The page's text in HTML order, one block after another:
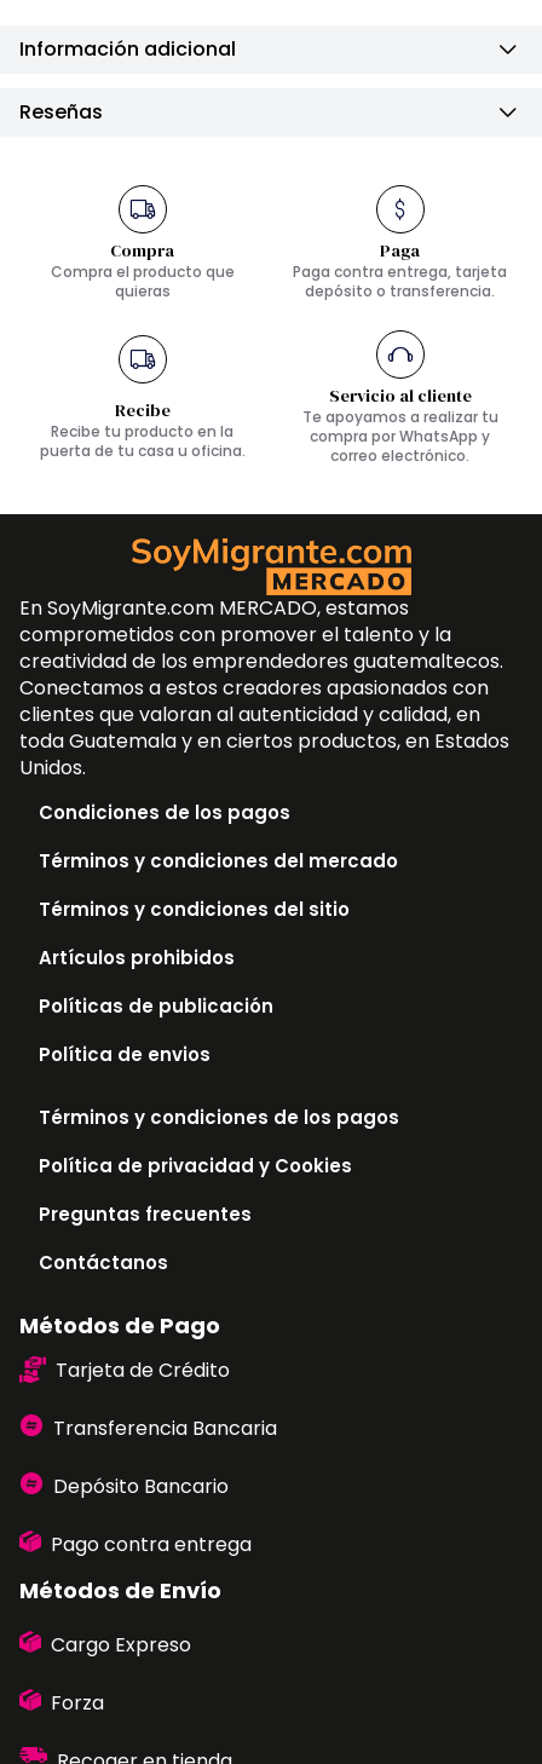
Información adicional
Reseñas
Compra
Compra el producto que
quieras
Paga
Paga contra entrega, tarjeta
depósito o transferencia.
Recibe
Recibe tu producto en la
puerta de tu casa u oficina.
Servicio al cliente
Te apoyamos a realizar tu
compra por WhatsApp y
correo electrónico.
En SoyMigrante.com MERCADO, estamos
comprometidos con promover el talento y la
creatividad de los emprendedores guatemaltecos.
Conectamos a estos creadores apasionados con
clientes que valoran al autenticidad y calidad, en
toda Guatemala y en ciertos productos, en Estados
Unidos.
Condiciones de los pagos
Términos y condiciones del mercado
Términos y condiciones del sitio
Artículos prohibidos
Políticas de publicación
Política de envios
Términos y condiciones de los pagos
Política de privacidad y Cookies
Preguntas frecuentes
Contáctanos
Métodos de Pago
Tarjeta de Crédito
Transferencia Bancaria
Depósito Bancario
Pago contra entrega
Métodos de Envío
Cargo Expreso
Forza